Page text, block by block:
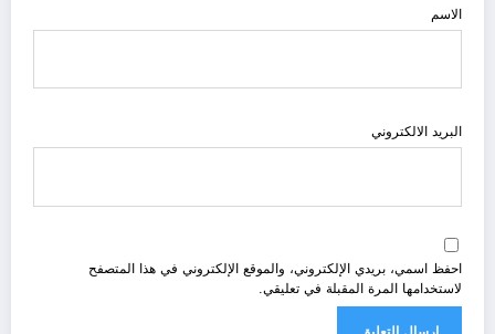
الاسم
البريد الالكتروني
احفظ اسمي، بريدي الإلكتروني، والموقع الإلكتروني في هذا المتصفح
لاستخدامها المرة المقبلة في تعليقي.